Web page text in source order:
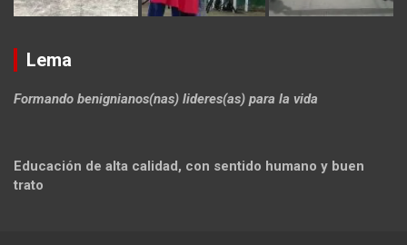
Lema
Formando benignianos(nas) lideres(as) para la vida
Educación de alta calidad, con sentido humano y buen
trato